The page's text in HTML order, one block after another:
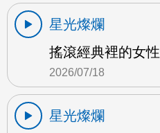
星光燦爛
搖滾經典裡的女
2026/07/18
星光燦爛